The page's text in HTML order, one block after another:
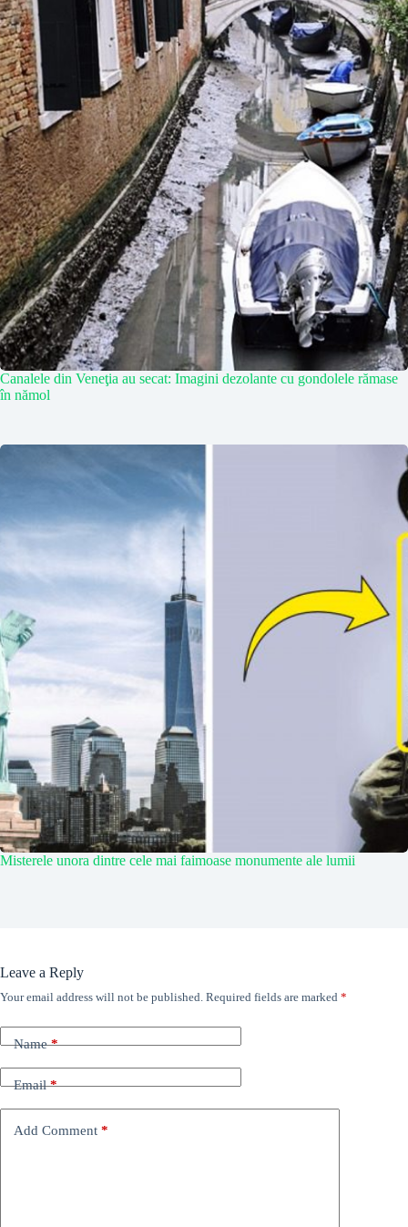
Canalele din Veneţia au secat: Imagini dezolante cu gondolele rămase
în nămol
Misterele unora dintre cele mai faimoase monumente ale lumii
Leave a Reply
Your email address will not be published. Required fields are marked *
Name*
Email*
Add Comment *